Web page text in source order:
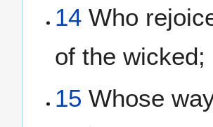
14 Who
of the wicked;
15 Whose